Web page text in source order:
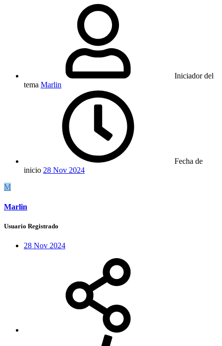
Iniciador del
tema Marlin
Fecha de
inicio 28 Nov 2024
M
Marlin
Usuario Registrado
28 Nov 2024